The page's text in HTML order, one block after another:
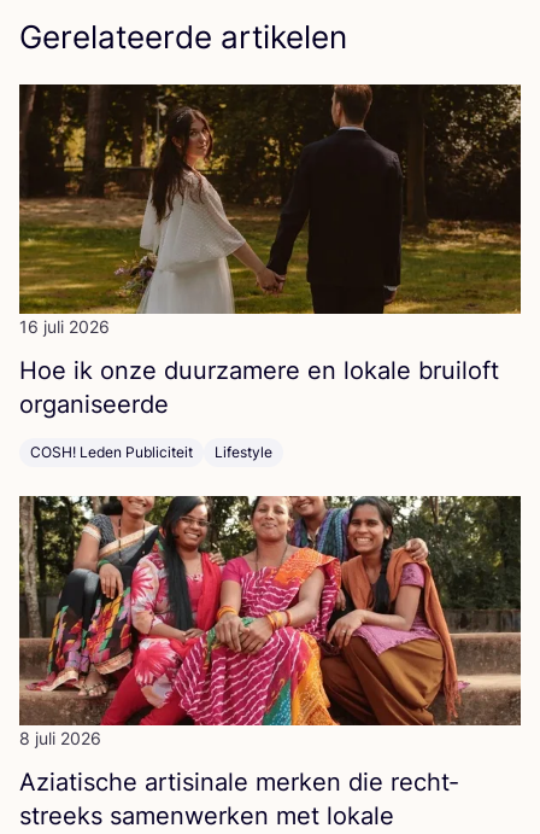
Gerelateerde artikelen
16 juli 2026
Hoe ik onze duur­za­me­re en loka­le brui­loft
organiseerde
COSH! Leden Publiciteit Lifestyle
8 juli 2026
Azi­a­ti­sche arti­si­na­le mer­ken die recht­
streeks samen­wer­ken met loka­le